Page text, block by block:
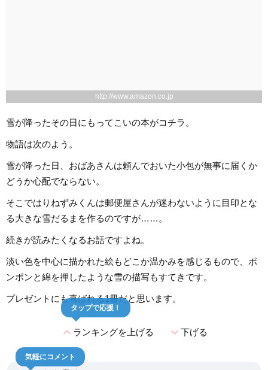
http://www.amazon.co.jp
雪が降ったその日にもってこいの本がコチラ。
物語は次のよう。
雪が降った日、おばあさんは頼んでおいた小包が無事に届くか
どうか心配でならない。
そこではりねずみくんは郵便屋さんが迷わないように目印とな
る大きな雪だるまを作るのですが……。
続きが読みたくなるお話ですよね。
淡い色を中心に描かれた絵もどこか温かみを感じるもので、ポ
ンポンと綿を押したような雪の描写もすてきです。
プレゼントにも喜ばれる1冊だと思います。
expand_lessランキングを上げる
タップで応援！
expand_more下げる
気軽にコメント